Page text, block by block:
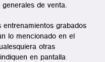
de venta.
grabados
lo mencionado en el
otras
en pantalla